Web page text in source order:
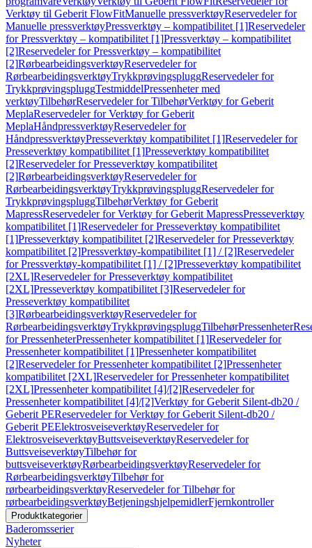
Verktøy til Geberit FlowFitManuelle pressverktøyReservedeler for
Manuelle pressverktøyPressverktøy – kompatibilitet [1]Reservedeler
for Pressverktøy – kompatibilitet [1]Pressverktøy – kompatibilitet
[2]Reservedeler for Pressverktøy – kompatibilitet
[2]RørbearbeidingsverktøyReservedeler for
RørbearbeidingsverktøyTrykkprøvingspluggReservedeler for
TrykkprøvingspluggTestmiddelPressenheter med
verktøyTilbehørReservedeler for TilbehørVerktøy for Geberit
MeplaReservedeler for Verktøy for Geberit
MeplaHåndpressverktøyReservedeler for
HåndpressverktøyPresseverktøy kompatibilitet [1]Reservedeler for
Presseverktøy kompatibilitet [1]Presseverktøy kompatibilitet
[2]Reservedeler for Presseverktøy kompatibilitet
[2]RørbearbeidingsverktøyReservedeler for
RørbearbeidingsverktøyTrykkprøvingspluggReservedeler for
TrykkprøvingspluggTilbehørVerktøy for Geberit
MapressReservedeler for Verktøy for Geberit MapressPresseverktøy
kompatibilitet [1]Reservedeler for Presseverktøy kompatibilitet
[1]Presseverktøy kompatibilitet [2]Reservedeler for Presseverktøy
kompatibilitet [2]Pressverktøy-kompatibilitet [1] / [2]Reservedeler
for Pressverktøy-kompatibilitet [1] / [2]Presseverktøy kompatibilitet
[2XL]Reservedeler for Presseverktøy kompatibilitet
[2XL]Presseverktøy kompatibilitet [3]Reservedeler for
Presseverktøy kompatibilitet
[3]RørbearbeidingsverktøyReservedeler for
RørbearbeidingsverktøyTrykkprøvingspluggTilbehørPressenheter
for PressenheterPressenheter kompatibilitet [1]Reservedeler for
Pressenheter kompatibilitet [1]Pressenheter kompatibilitet
[2]Reservedeler for Pressenheter kompatibilitet [2]Pressenheter
kompatibilitet [2XL]Reservedeler for Pressenheter kompatibilitet
[2XL]Pressenheter kompatibilitet [4]/[2]Reservedeler for
Pressenheter kompatibilitet [4]/[2]Verktøy for Geberit Silent-db20 /
Geberit PEReservedeler for Verktøy for Geberit Silent-db20 /
Geberit PEElektrosveiseverktøyReservedeler for
ElektrosveiseverktøyButtsveiseverktøyReservedeler for
ButtsveiseverktøyTilbehør for
buttsveiseverktøyRørbearbeidingsverktøyReservedeler for
RørbearbeidingsverktøyTilbehør for
rørbearbeidingsverktøyReservedeler for Tilbehør for
rørbearbeidingsverktøyBetjeningshjelpemidlerFjernkontroller
Produktkategorier
Baderomsserier
Nyheter